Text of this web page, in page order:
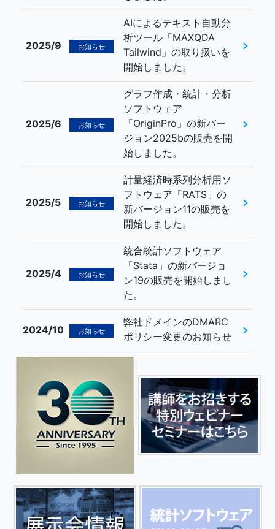
2025/9 お知らせ
AIによるテキスト自動分
析ツール「MAXQDA
Tailwind」の取り扱いを
開始しました。
2025/6 お知らせ
グラフ作成・統計・分析
ソフトウェア
「OriginPro」の新バー
ジョン2025bの販売を開
始しました。
2025/5 お知らせ
計量経済時系列分析用ソ
フトウェア「RATS」の
新バージョン11の販売を
開始しました。
2025/4 お知らせ
統合統計ソフトウェア
「Stata」の新バージョ
ン19の販売を開始しまし
た。
2024/10 お知らせ
弊社ドメインのDMARC
ポリシー変更のお知らせ